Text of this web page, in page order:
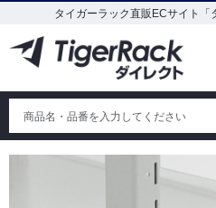
タイガーラック直販ECサイト「